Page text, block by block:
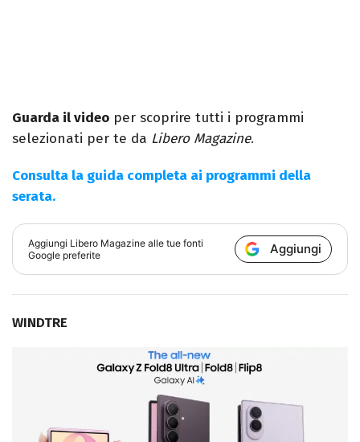
Guarda il video per scoprire tutti i programmi
selezionati per te da Libero Magazine.
Consulta la guida completa ai programmi della
serata.
Aggiungi Libero Magazine alle tue fonti
Google preferite
Aggiungi
WINDTRE